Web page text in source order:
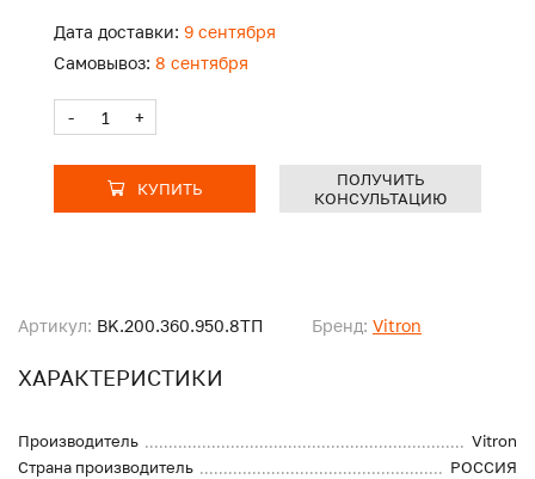
Артикул: BK.200.360.950.8ТП Бренд: Vitron
ХАРАКТЕРИСТИКИ
Производитель
Vitron
Страна производитель
РОССИЯ
Дата доставки: 9 сентября
Самовывоз: 8 сентября
- +
КУПИТЬ
ПОЛУЧИТЬ
КОНСУЛЬТАЦИЮ